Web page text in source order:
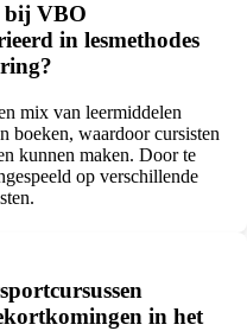
bij VBO
in lesmethodes
mix van leermiddelen
boeken, waardoor cursisten
kunnen maken. Door te
op verschillende
in het